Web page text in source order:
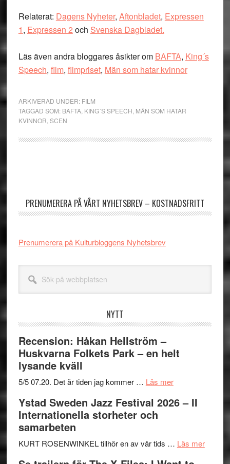
Relaterat: Dagens Nyheter, Aftonbladet, Expressen
1, Expressen 2 och Svenska Dagbladet.
Läs även andra bloggares åsikter om BAFTA, King´s
Speech, film, filmpriset, Män som hatar kvinnor
ARKIVERAD UNDER: FILM
TAGGAD SOM: BAFTA, KING´S SPEECH MÄN SOM HATAR
KVINNOR SCEN
PRENUMERERA PÅ VÅRT NYHETSBREV – KOSTNADSFRITT
Prenumerera på Kulturbloggens Nyhetsbrev
webbplatsen
NYTT
Recension: Håkan Hellström –
Huskvarna Folkets Park – en helt
lysande kväll
5/5 07.20. Det är tiden jag kommer … Läs merom
Håkan
Huskvarna
Ystad Sweden Jazz Festival 2026 – II
Internationella storheter och
samarbeten
KURT ROSENWINKEL tillhör en av vår tids … Läs merom